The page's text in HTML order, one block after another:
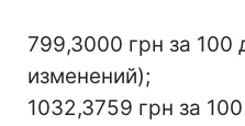
799,3000 грн за 100
изменений);
1032,3759 грн за